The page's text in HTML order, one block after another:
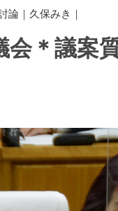
論 ｜ 久保みき ｜
会＊議